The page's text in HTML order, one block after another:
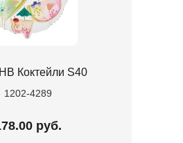
Коктейли S40
1202-4289
руб.